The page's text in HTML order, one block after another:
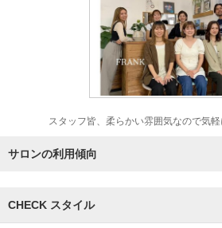
スタッフ皆、柔らかい雰囲気なので気
サロンの利用傾向
CHECK スタイル